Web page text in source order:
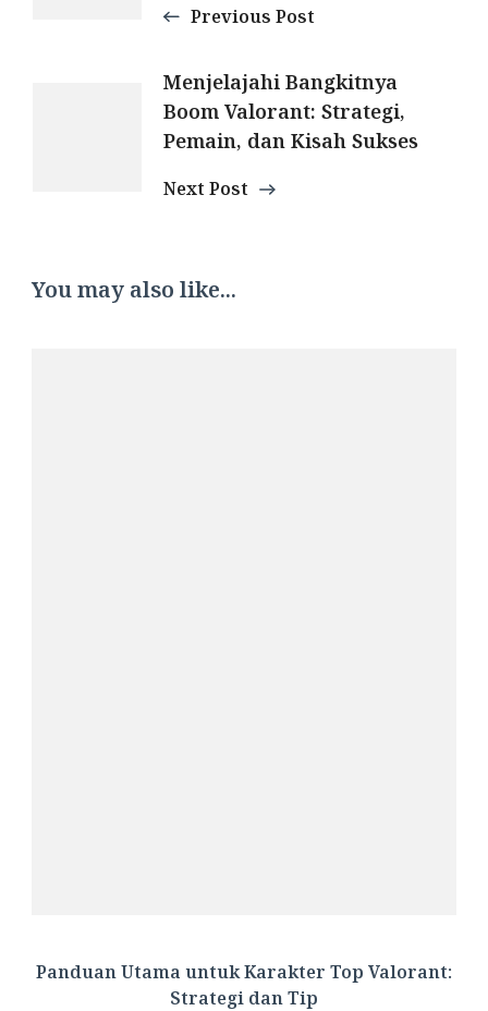
Previous Post
Menjelajahi Bangkitnya
Boom Valorant: Strategi,
Pemain, dan Kisah Sukses
Next Post
You may also like...
Panduan Utama untuk Karakter Top Valorant:
Strategi dan Tip